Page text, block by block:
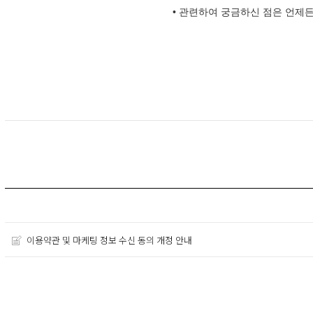
• 관련하여 궁금하신 점은 언제
이용약관 및 마케팅 정보 수신 동의 개정 안내